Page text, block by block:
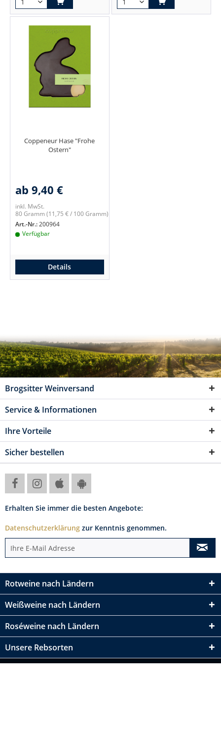
Coppeneur Hase "Frohe
Ostern"
ab 9,40 €
inkl. MwSt.
80 Gramm(11,75 € / 100 Gramm)
Art.-Nr.:200964
Verfügbar
Details
Brogsitter Weinversand
Service & Informationen
Ihre Vorteile
Sicher bestellen
Erhalten Sie immer die besten Angebote:
Datenschutzerklärung zur Kenntnis genommen.
Rotweine nach Ländern
Weißweine nach Ländern
Roséweine nach Ländern
Unsere Rebsorten